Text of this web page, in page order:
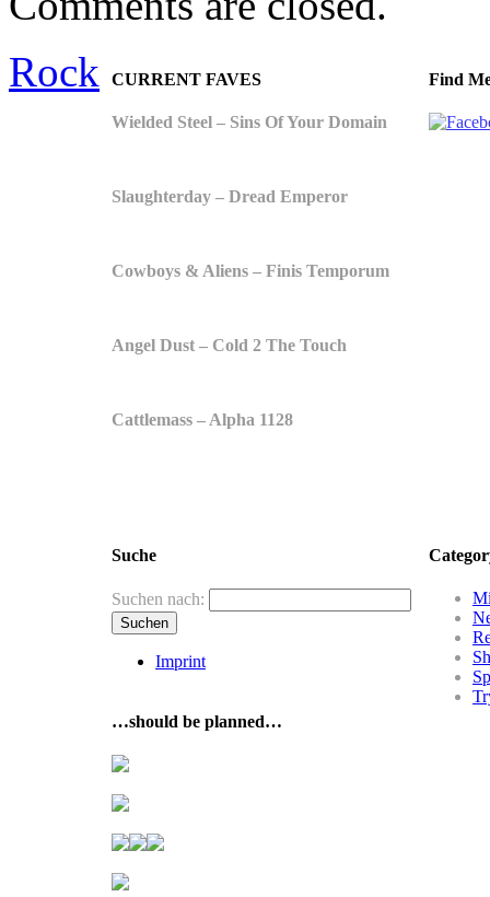
Find
CURRENT FAVES
Wielded Steel – Sins Of Your Domain
Slaughterday – Dread Emperor
Cowboys & Aliens – Finis Temporum
Angel Dust – Cold 2 The Touch
Cattlemass – Alpha 1128
Suche
Suchen nach:
Imprint
…should be planned…
Rock